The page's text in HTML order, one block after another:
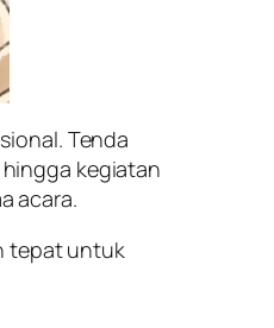
Tenda
kegiatan
acara.
tepat untuk